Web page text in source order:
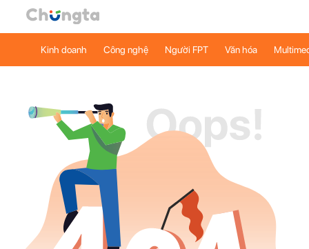
Kinh doanh Công nghệ Người FPT Văn hóa